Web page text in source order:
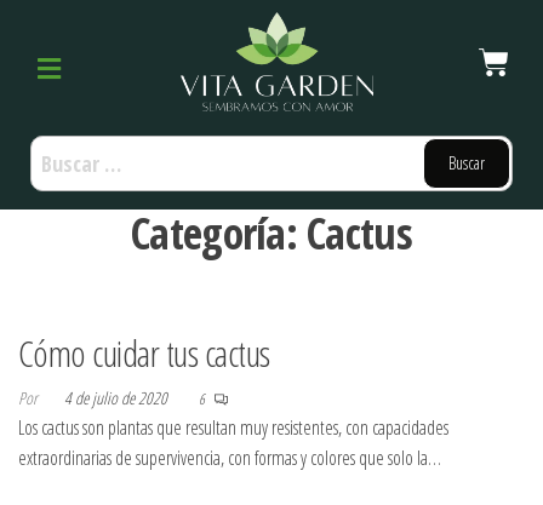
Categoría: Cactus
Cómo cuidar tus cactus
Por 4 de julio de 2020 6
Los cactus son plantas que resultan muy resistentes, con capacidades
extraordinarias de supervivencia, con formas y colores que solo la…